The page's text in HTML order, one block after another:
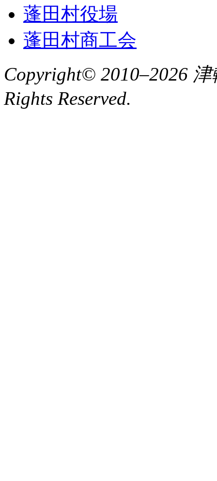
蓬田村役場
蓬田村商工会
Copyright© 2010–2026
Rights Reserved.